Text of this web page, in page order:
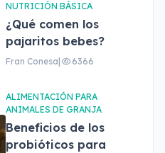
NUTRICIÓN BÁSICA
¿Qué comen los
pajaritos bebes?
Fran Conesa 6366
ALIMENTACIÓN PARA
ANIMALES DE GRANJA
Beneficios de los
probióticos para